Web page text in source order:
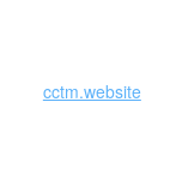
cctm.website